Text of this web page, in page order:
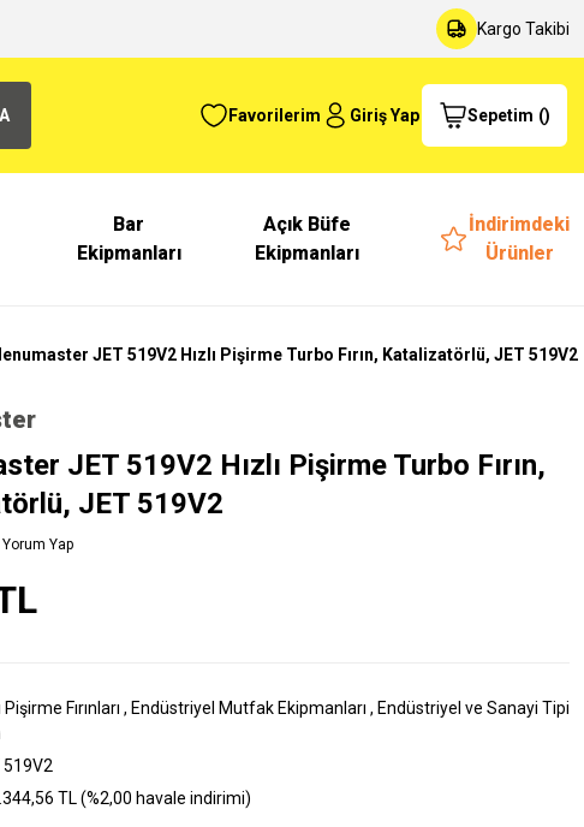
Kargo Takibi
Favorilerim Giriş Yap Sepetim ()
Bar
Ekipmanları
Açık Büfe
Ekipmanları
İndirimdeki
Ürünler
JET 519V2 Hızlı Pişirme Turbo Fırın, Katalizatörlü, JET 519V2
JET 519V2 Hızlı Pişirme Turbo Fırın,
JET 519V2
Yap
Pişirme Fırınları , Endüstriyel Mutfak Ekipmanları , Endüstriyel ve Sanayi Tipi
519V2
TL (%2,00 havale indirimi)